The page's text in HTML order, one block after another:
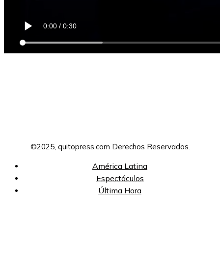
©2025, quitopress.com Derechos Reservados.
América Latina
Espectáculos
Última Hora